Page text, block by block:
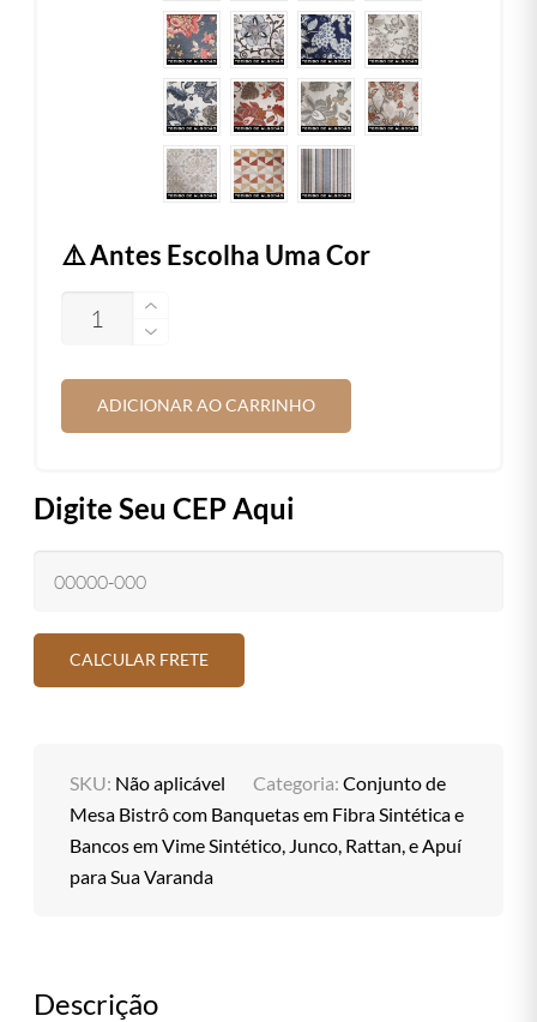
⚠️ Antes Escolha Uma Cor
QUANTIDADE
ADICIONAR AO CARRINHO
Digite Seu CEP Aqui
SKU: Não aplicável Categoria:Conjunto de
Mesa Bistrô com Banquetas em Fibra Sintética e
Bancos em Vime Sintético, Junco, Rattan, e Apuí
para Sua Varanda
Descrição